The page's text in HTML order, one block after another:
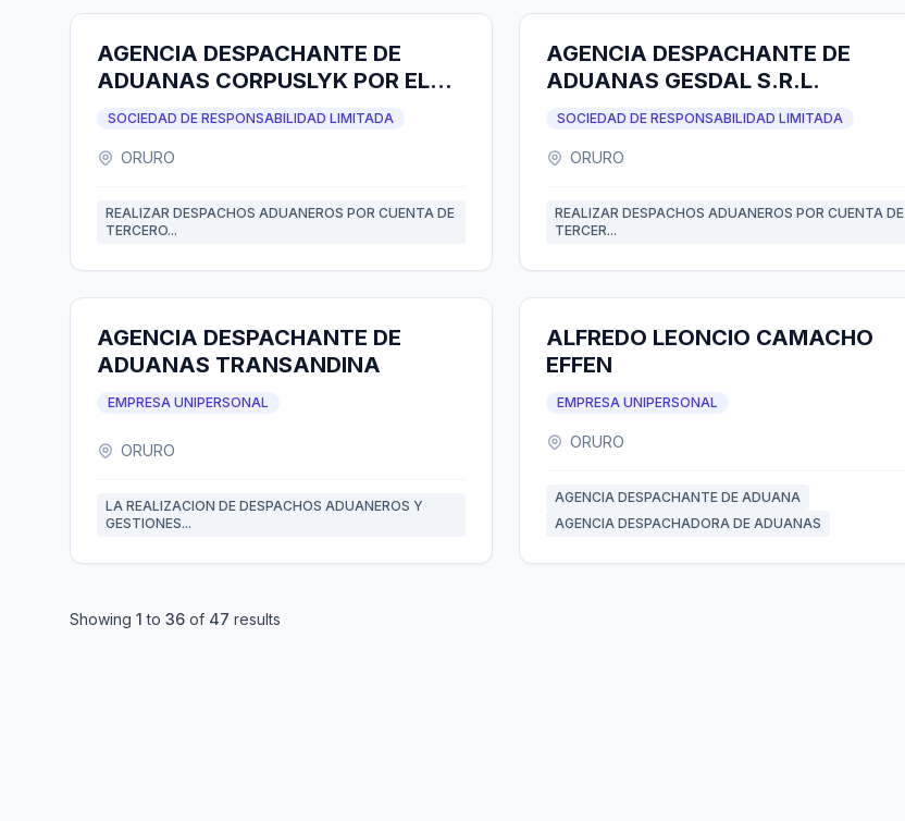
AGENCIA DESPACHANTE DE
ADUANAS CORPUSLYK POR EL
MUNDO S.R.L.
SOCIEDAD DE RESPONSABILIDAD LIMITADA
ORURO
REALIZAR DESPACHOS ADUANEROS POR CUENTA DE
TERCERO...
AGENCIA DESPACHANTE DE
ADUANAS GESDAL S.R.L.
SOCIEDAD DE RESPONSABILIDAD LIMITADA
ORURO
REALIZAR DESPACHOS ADUANEROS POR CUENTA DE
TERCER...
AGENCIA DESPACHANTE DE
ADUANAS TRANSANDINA
EMPRESA UNIPERSONAL
ORURO
LA REALIZACION DE DESPACHOS ADUANEROS Y
GESTIONES...
ALFREDO LEONCIO CAMACHO
EFFEN
EMPRESA UNIPERSONAL
ORURO
AGENCIA DESPACHANTE DE ADUANA
AGENCIA DESPACHADORA DE ADUANAS
Showing 1 to 36 of 47 results